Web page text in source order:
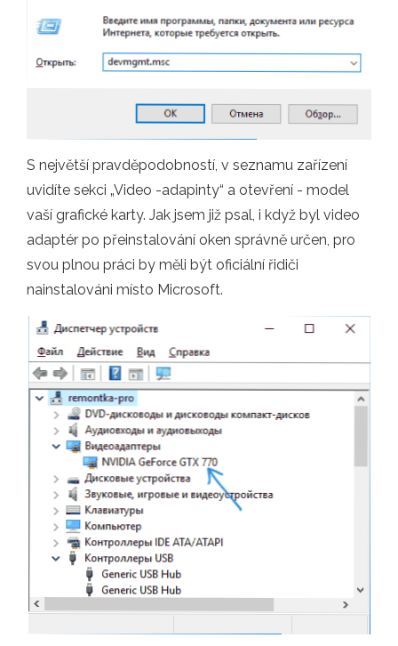
S největší pravděpodobností, v seznamu zařízení
uvidíte sekci „Video -adapinty“ a otevření - model
vaší grafické karty. Jak jsem již psal, i když byl video
adaptér po přeinstalování oken správně určen, pro
svou plnou práci by měli být oficiální řidiči
nainstalováni místo Microsoft.